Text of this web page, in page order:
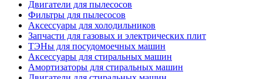
Двигатели для пылесосов
Фильтры для пылесосов
Аксессуары для холодильников
Запчасти для газовых и электрических плит
ТЭНы для посудомоечных машин
Аксессуары для стиральных машин
Амортизаторы для стиральных машин